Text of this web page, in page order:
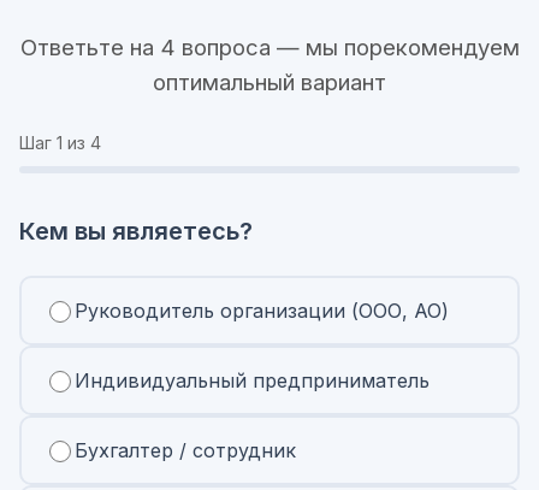
Ответьте на 4 вопроса — мы порекомендуем
оптимальный вариант
Шаг 1 из 4
Кем вы являетесь?
Руководитель организации (ООО, АО)
Индивидуальный предприниматель
Бухгалтер / сотрудник